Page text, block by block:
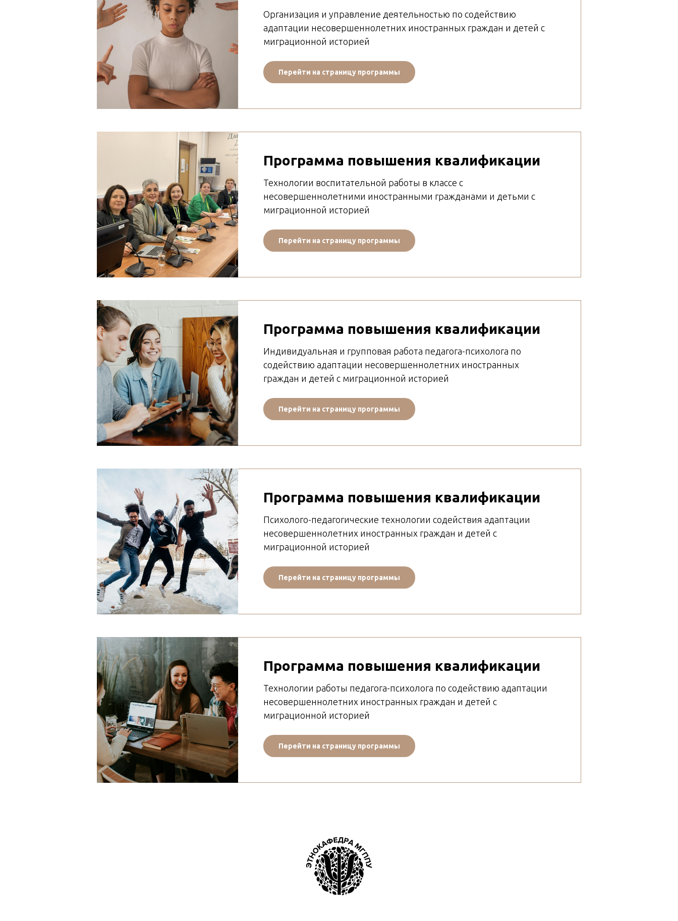
Организация и управление деятельностью по содействию
адаптации несовершеннолетних иностранных граждан и детей с
миграционной историей
Перейти на страницу программы
Программа повышения квалификации
Технологии воспитательной работы в классе с
несовершеннолетними иностранными гражданами и детьми с
миграционной историей
Перейти на страницу программы
Программа повышения квалификации
Индивидуальная и групповая работа педагога-психолога по
содействию адаптации несовершеннолетних иностранных
граждан и детей с миграционной историей
Перейти на страницу программы
Программа повышения квалификации
Психолого-педагогические технологии содействия адаптации
несовершеннолетних иностранных граждан и детей с
миграционной историей
Перейти на страницу программы
Программа повышения квалификации
Технологии работы педагога-психолога по содействию адаптации
несовершеннолетних иностранных граждан и детей с
миграционной историей
Перейти на страницу программы